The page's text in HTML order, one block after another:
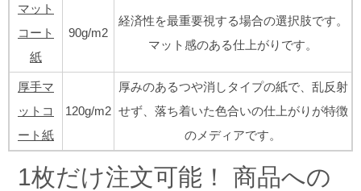
マット
コート
紙
90g/m2
経済性を最重要視する場合の選択肢です。
マット感のある仕上がりです。
厚手マ
ットコ
ート紙
120g/m2
厚みのあるつや消しタイプの紙で、乱反射
せず、落ち着いた色合いの仕上がりが特徴
のメディアです。
1枚だけ注文可能！ 商品への